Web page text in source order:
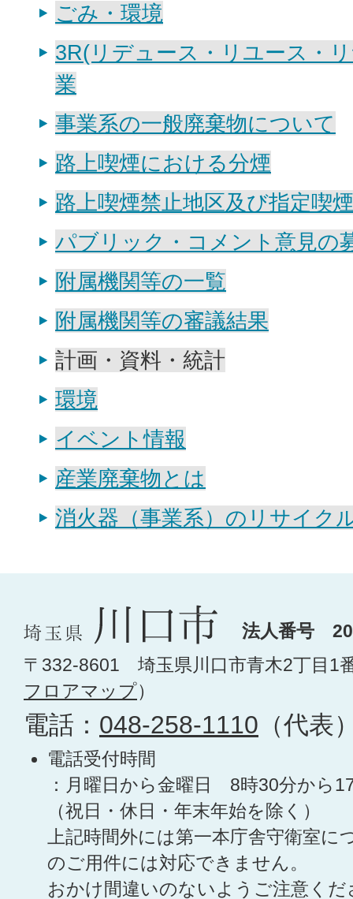
ごみ・環境
3R(リデュース・リユース・
業
事業系の一般廃棄物について
路上喫煙における分煙
路上喫煙禁止地区及び指定喫
パブリック・コメント意見の
附属機関等の一覧
附属機関等の審議結果
計画・資料・統計
環境
イベント情報
産業廃棄物とは
消火器（事業系）のリサイク
法人番号
〒332-8601 埼玉県川口市青木2丁目1
フロアマップ）
電話： 048-258-1110 （代表
電話受付時間
：月曜日から金曜日 8時30分から
（祝日・休日・年末年始を除く）
上記時間外には第一本庁舎守衛室に
のご用件には対応できません。
おかけ間違いのないようご注意くだ